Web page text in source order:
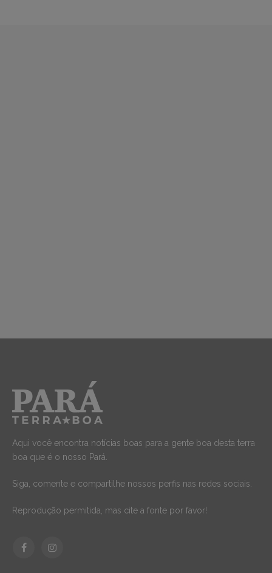
Aqui você encontra notícias boas para a gente boa desta terra
boa que é o nosso Pará.
Siga, comente e compartilhe nossos perfis nas redes sociais.
Reprodução permitida, mas cite a fonte por favor!
FacebookInstagram